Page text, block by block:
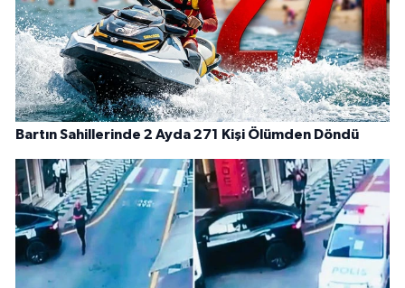
Bartın Sahillerinde 2 Ayda 271 Kişi Ölümden Döndü